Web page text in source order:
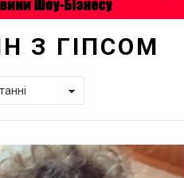
З ГІПСОМ